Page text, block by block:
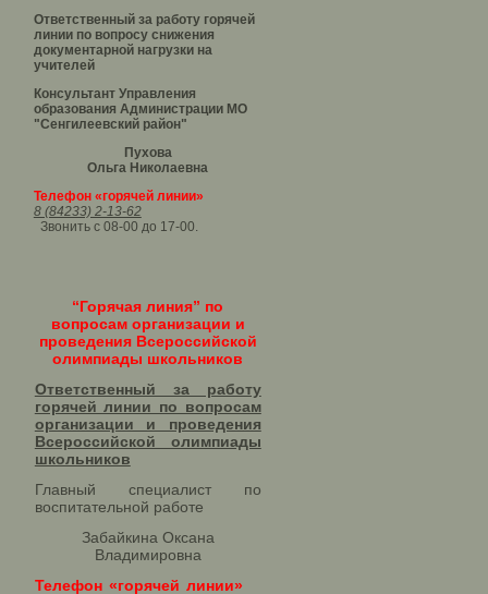
Ответственный за работу горячей
линии по вопросу снижения
документарной нагрузки на
учителей
Консультант Управления
образования Администрации МО
"Сенгилеевский район"
Пухова
Ольга Николаевна
Телефон «горячей линии»
8 (84233) 2-13-62
Звонить с 08-00 до 17-00.
“Горячая линия” по
вопросам организации и
проведения Всероссийской
олимпиады школьников
Ответственный за работу
горячей линии по вопросам
организации и проведения
Всероссийской олимпиады
школьников​
Главный специалист по
воспитательной работе
Забайкина Оксана
Владимировна
Телефон «горячей линии»